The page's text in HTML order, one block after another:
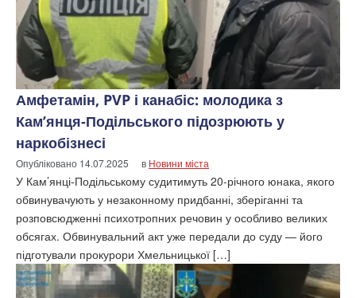
Амфетамін, PVP і канабіс: молодика з
Кам’янця-Подільського підозрюють у
наркобізнесі
Опубліковано 14.07.2025 в Новини міста
У Кам’янці-Подільському судитимуть 20-річного юнака, якого
обвинувачують у незаконному придбанні, зберіганні та
розповсюдженні психотропних речовин у особливо великих
обсягах. Обвинувальний акт уже передали до суду — його
підготували прокурори Хмельницької […]